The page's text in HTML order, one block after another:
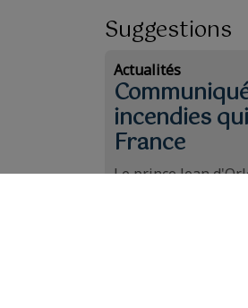
Suggestions
Actualités
incendies
France
Le prince Jean